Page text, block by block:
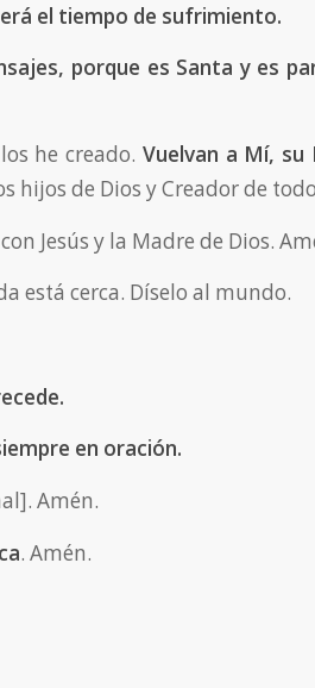
el tiempo de sufrimiento.
porque es Santa y es
he creado. Vuelvan a Mí, su
hijos de Dios y Creador de
Jesús y la Madre de Dios.
está cerca. Díselo al mundo.
en oración.
Amén.
. Amén.